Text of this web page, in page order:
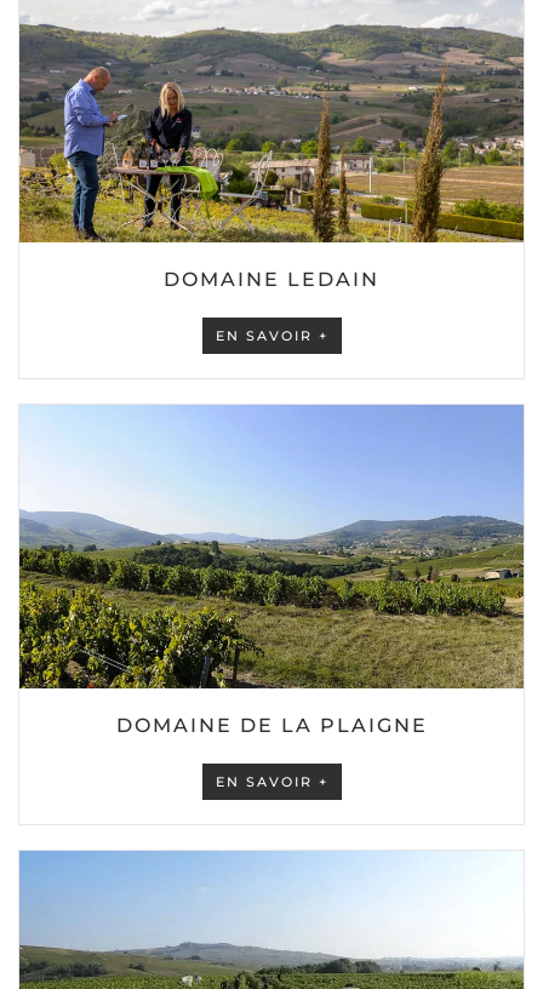
DOMAINE LEDAIN
EN SAVOIR +
DOMAINE DE LA PLAIGNE
EN SAVOIR +